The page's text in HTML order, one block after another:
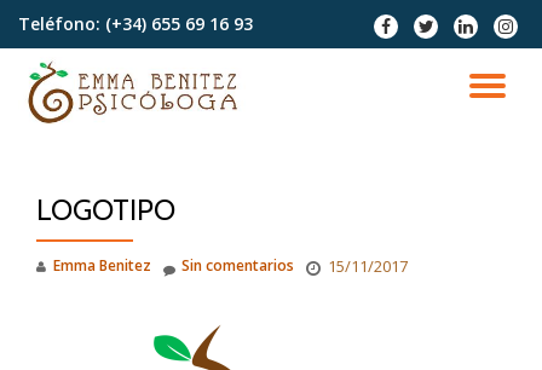
Saltar
contenido
Teléfono: (+34) 655 69 16 93
fa-
facebook
fa-
twitter
fa-
linkedin
fa-
LOGOTIPO
Emma Benitez 15/11/2017
Sin comentarios